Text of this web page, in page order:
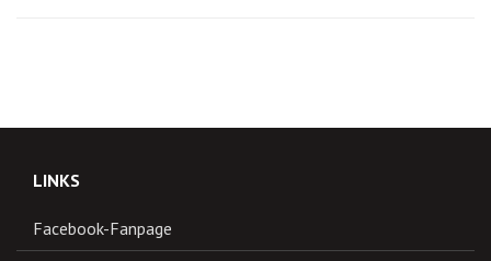
LINKS
Facebook-Fanpage